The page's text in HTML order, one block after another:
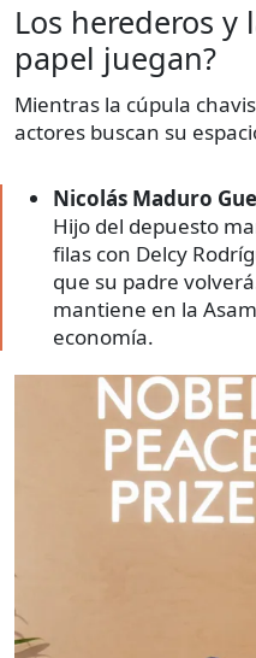
Los herederos y
papel juegan?
Mientras la cúpula
actores buscan su
Nicolás Maduro
Hijo del depuesto
filas con Delcy
que su padre
mantiene en la
economía.